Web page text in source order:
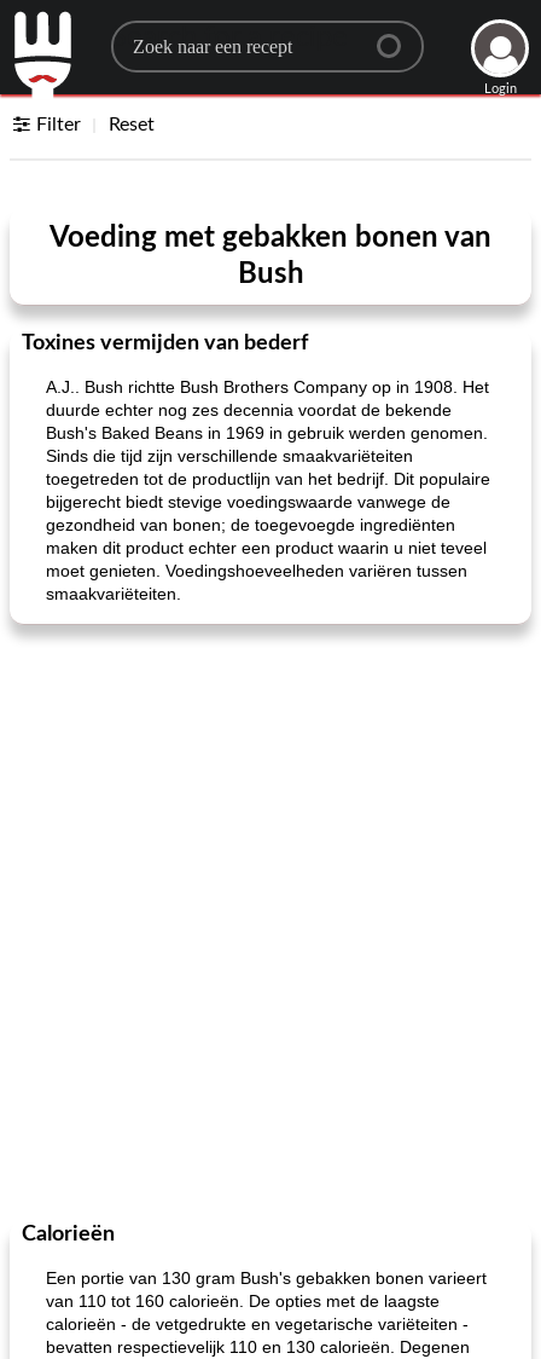
Search for a recipe
Login
Filter Reset
Voeding met gebakken bonen van
Bush
Toxines vermijden van bederf
A.J.. Bush richtte Bush Brothers Company op in 1908. Het
duurde echter nog zes decennia voordat de bekende
Bush's Baked Beans in 1969 in gebruik werden genomen.
Sinds die tijd zijn verschillende smaakvariëteiten
toegetreden tot de productlijn van het bedrijf. Dit populaire
bijgerecht biedt stevige voedingswaarde vanwege de
gezondheid van bonen; de toegevoegde ingrediënten
maken dit product echter een product waarin u niet teveel
moet genieten. Voedingshoeveelheden variëren tussen
smaakvariëteiten.
Calorieën
Een portie van 130 gram Bush's gebakken bonen varieert
van 110 tot 160 calorieën. De opties met de laagste
calorieën - de vetgedrukte en vegetarische variëteiten -
bevatten respectievelijk 110 en 130 calorieën. Degenen